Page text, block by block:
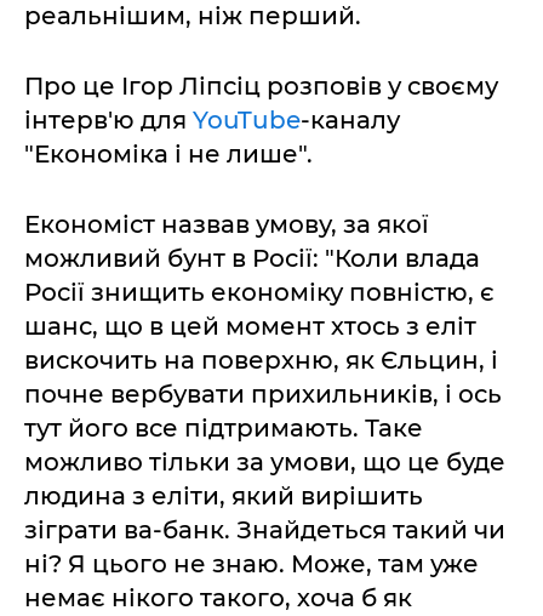
реальнішим, ніж перший.
Про це Ігор Ліпсіц розповів у своєму
інтерв'ю для YouTube-каналу
"Економіка і не лише".
Економіст назвав умову, за якої
можливий бунт в Росії: "Коли влада
Росії знищить економіку повністю, є
шанс, що в цей момент хтось з еліт
вискочить на поверхню, як Єльцин, і
почне вербувати прихильників, і ось
тут його все підтримають. Таке
можливо тільки за умови, що це буде
людина з еліти, який вирішить
зіграти ва-банк. Знайдеться такий чи
ні? Я цього не знаю. Може, там уже
немає нікого такого, хоча б як